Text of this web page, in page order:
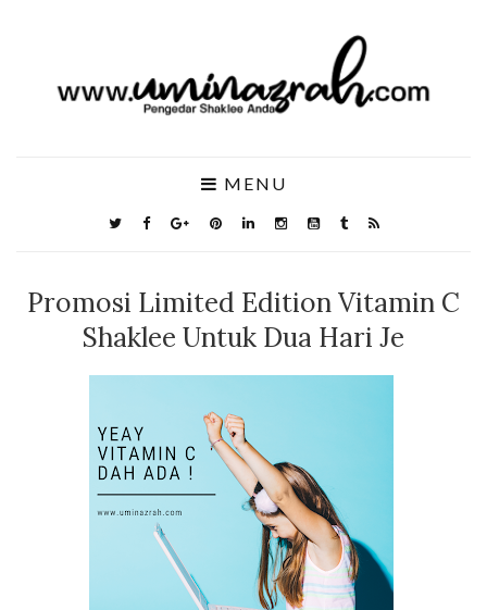
MENU
Promosi Limited Edition Vitamin C
Shaklee Untuk Dua Hari Je